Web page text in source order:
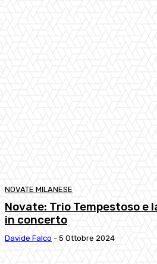
NOVATE MILANESE
Novate: Trio Tempestoso e
in concerto
Davide Falco - 5 Ottobre 2024